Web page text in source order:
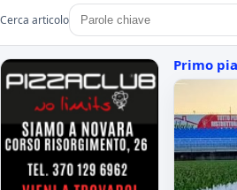
Cerca articolo
Primo